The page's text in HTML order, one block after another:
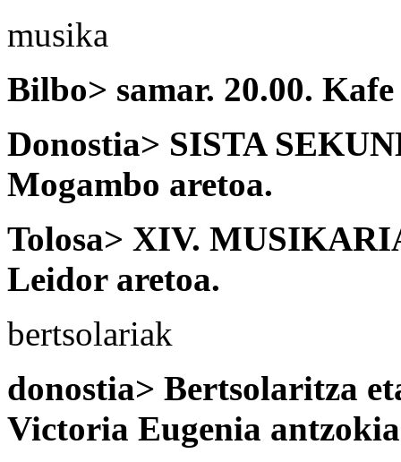
musika
Bilbo> samar. 20.00.
Donostia> SISTA
Mogambo aretoa.
Tolosa> XIV.
Leidor aretoa.
bertsolariak
donostia> Bertsolaritza
Victoria Eugenia